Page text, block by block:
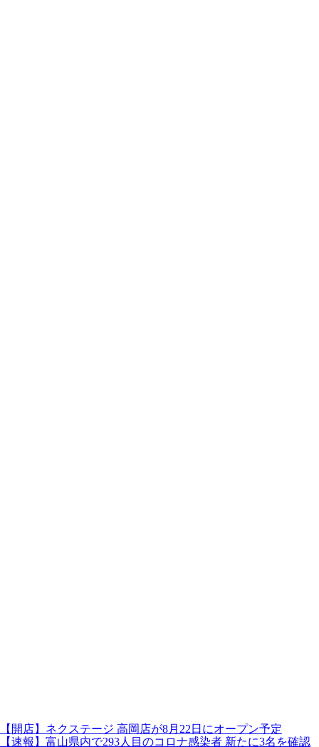
【開店】ネクステージ 高岡店が8月22日にオープン予定
【速報】富山県内で293人目のコロナ感染者 新たに3名を確認